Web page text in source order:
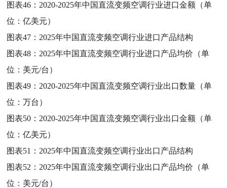
图表46： 2020-2025年中国直流变频空调行业进口金额（单
位：亿美元）
图表47： 2025年中国直流变频空调行业进口产品结构
图表48： 2025年中国直流变频空调行业进口产品均价（单
位：美元/台）
图表49： 2020-2025年中国直流变频空调行业出口数量（单
位：万台）
图表50： 2020-2025年中国直流变频空调行业出口金额（单
位：亿美元）
图表51： 2025年中国直流变频空调行业出口产品结构
图表52： 2025年中国直流变频空调行业出口产品均价（单
位：美元/台）